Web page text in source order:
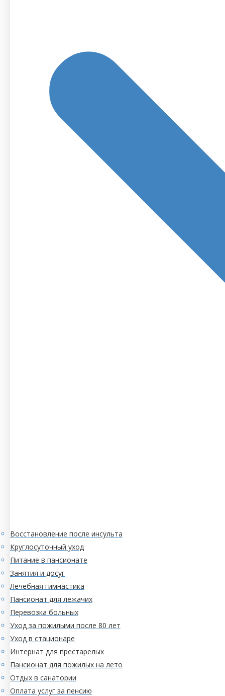
Восстановление после инсульта
Круглосуточный уход
Питание в пансионате
Занятия и досуг
Лечебная гимнастика
Пансионат для лежачих
Перевозка больных
Уход за пожилыми после 80 лет
Уход в стационаре
Интернат для престарелых
Пансионат для пожилых на лето
Отдых в санатории
Оплата услуг за пенсию